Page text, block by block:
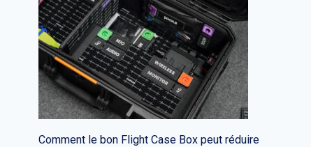
Comment le bon Flight Case Box peut réduire